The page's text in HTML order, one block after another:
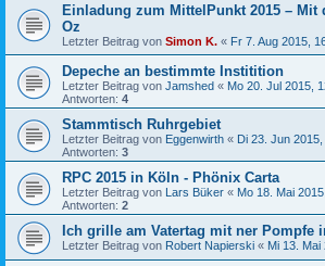
Einladung zum MittelPunkt 2015 – Mit
Oz
Letzter Beitrag von Simon K. « Fr 7. Aug 2015,
Depeche an bestimmte Institition
Letzter Beitrag von Jamshed « Mo 20. Jul 2015,
Antworten: 4
Stammtisch Ruhrgebiet
Letzter Beitrag von Eggenwirth « Di 23. Jun
Antworten: 3
RPC 2015 in Köln - Phönix Carta
Letzter Beitrag von Lars Büker « Mo 18. Mai
Antworten: 2
Ich grille am Vatertag mit ner Pompfe
Letzter Beitrag von Robert Napierski « Mi 13. Mai